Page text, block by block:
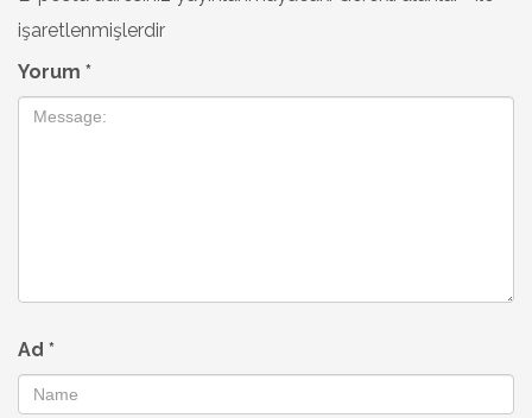
işaretlenmişlerdir
Yorum *
Ad *